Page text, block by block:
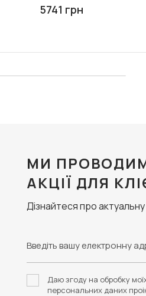
5741 грн
МИ
АКЦІЇ ДЛЯ
Дізнайтеся про
Даю згоду на обробку
персональних даних